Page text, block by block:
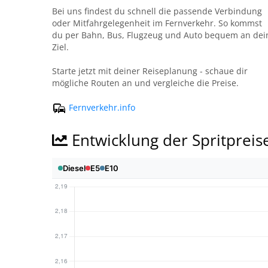
Bei uns findest du schnell die passende Verbindung
oder Mitfahrgelegenheit im Fernverkehr. So kommst
du per Bahn, Bus, Flugzeug und Auto bequem an
Ziel.
Starte jetzt mit deiner Reiseplanung - schaue dir
mögliche Routen an und vergleiche die Preise.
Fernverkehr.info
Entwicklung der